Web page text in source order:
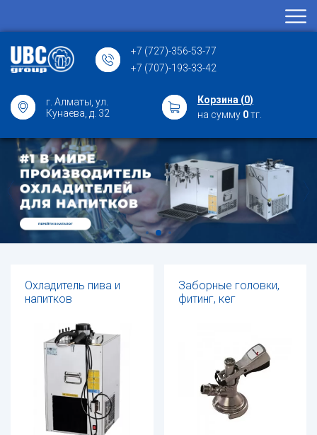
+7 (727)-356-53-77
+7 (707)-193-33-42
г. Алматы, ул.
Кунаева, д. 32
Корзина (0)
на сумму 0тг.
Охладитель пива и
напитков
Заборные головки,
фитинг, кег